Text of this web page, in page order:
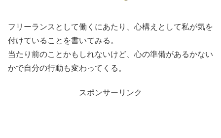
フリーランスとして働くにあたり、心構えとして私が気を
付けていることを書いてみる。
当たり前のことかもしれないけど、心の準備があるかない
かで自分の行動も変わってくる。
スポンサーリンク